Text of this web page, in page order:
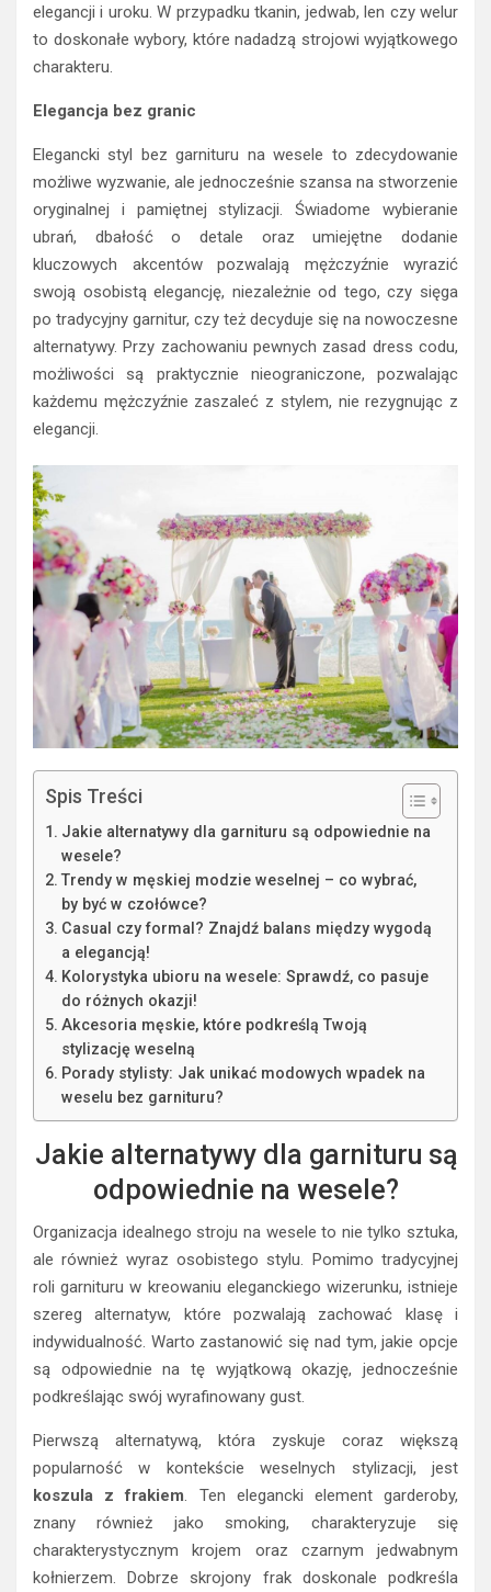
elegancji i uroku. W przypadku tkanin, jedwab, len czy welur
to doskonałe wybory, które nadadzą strojowi wyjątkowego
charakteru.
Elegancja bez granic
Elegancki styl bez garnituru na wesele to zdecydowanie
możliwe wyzwanie, ale jednocześnie szansa na stworzenie
oryginalnej i pamiętnej stylizacji. Świadome wybieranie
ubrań, dbałość o detale oraz umiejętne dodanie
kluczowych akcentów pozwalają mężczyźnie wyrazić
swoją osobistą elegancję, niezależnie od tego, czy sięga
po tradycyjny garnitur, czy też decyduje się na nowoczesne
alternatywy. Przy zachowaniu pewnych zasad dress codu,
możliwości są praktycznie nieograniczone, pozwalając
każdemu mężczyźnie zaszaleć z stylem, nie rezygnując z
elegancji.
Spis Treści
Jakie alternatywy dla garnituru są odpowiednie na
wesele?
Trendy w męskiej modzie weselnej – co wybrać,
by być w czołówce?
Casual czy formal? Znajdź balans między wygodą
a elegancją!
Kolorystyka ubioru na wesele: Sprawdź, co pasuje
do różnych okazji!
Akcesoria męskie, które podkreślą Twoją
stylizację weselną
Porady stylisty: Jak unikać modowych wpadek na
weselu bez garnituru?
Jakie alternatywy dla garnituru są
odpowiednie na wesele?
Organizacja idealnego stroju na wesele to nie tylko sztuka,
ale również wyraz osobistego stylu. Pomimo tradycyjnej
roli garnituru w kreowaniu eleganckiego wizerunku, istnieje
szereg alternatyw, które pozwalają zachować klasę i
indywidualność. Warto zastanowić się nad tym, jakie opcje
są odpowiednie na tę wyjątkową okazję, jednocześnie
podkreślając swój wyrafinowany gust.
Pierwszą alternatywą, która zyskuje coraz większą
popularność w kontekście weselnych stylizacji, jest
koszula z frakiem. Ten elegancki element garderoby,
znany również jako smoking, charakteryzuje się
charakterystycznym krojem oraz czarnym jedwabnym
kołnierzem. Dobrze skrojony frak doskonale podkreśla